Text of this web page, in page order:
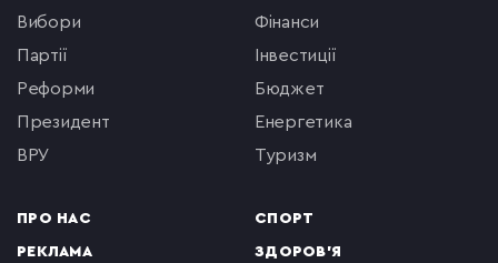
вибори
партії
реформи
президент
ВРУ
ПРО НАС
РЕКЛАМА
фінанси
інвестиції
бюджет
енергетика
туризм
СПОРТ
ЗДОРОВ'Я